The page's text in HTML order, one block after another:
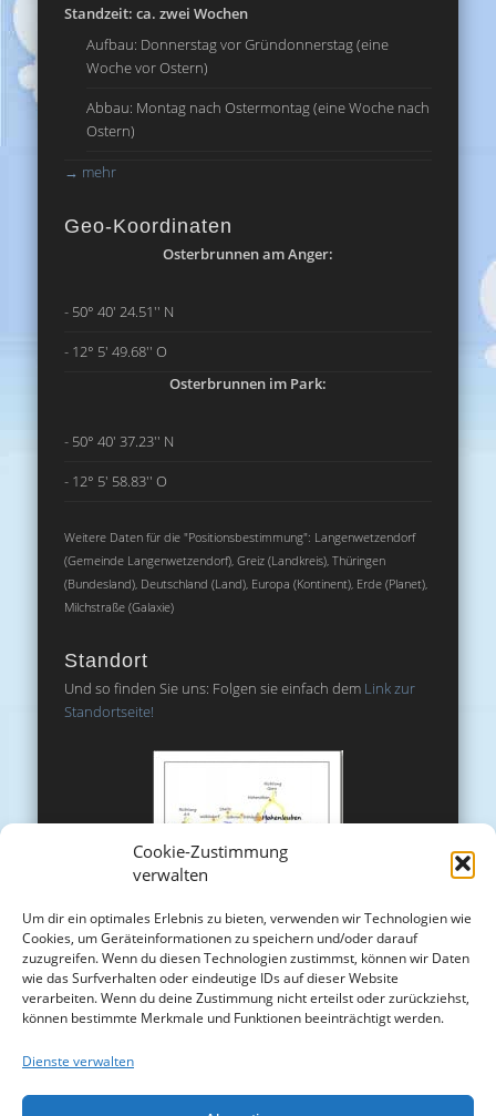
Cookie-Zustimmung
verwalten
Um dir ein optimales Erlebnis zu bieten, verwenden wir Technologien wie
Cookies, um Geräteinformationen zu speichern und/oder darauf
zuzugreifen. Wenn du diesen Technologien zustimmst, können wir Daten
wie das Surfverhalten oder eindeutige IDs auf dieser Website
verarbeiten. Wenn du deine Zustimmung nicht erteilst oder zurückziehst,
können bestimmte Merkmale und Funktionen beeinträchtigt werden.
Dienste verwalten
Standzeit: ca. zwei Wochen
Aufbau: Donnerstag vor Gründonnerstag (eine
Woche vor Ostern)
Abbau: Montag nach Ostermontag (eine Woche nach
Ostern)
→ mehr
Geo-Koordinaten
Osterbrunnen am Anger:
- 50° 40' 24.51'' N
- 12° 5' 49.68'' O
Osterbrunnen im Park:
- 50° 40' 37.23'' N
- 12° 5' 58.83'' O
Weitere Daten für die "Positionsbestimmung": Langenwetzendorf
(Gemeinde Langenwetzendorf), Greiz (Landkreis), Thüringen
(Bundesland), Deutschland (Land), Europa (Kontinent), Erde (Planet),
Milchstraße (Galaxie)
Standort
Und so finden Sie uns: Folgen sie einfach dem Link zur
Standortseite!